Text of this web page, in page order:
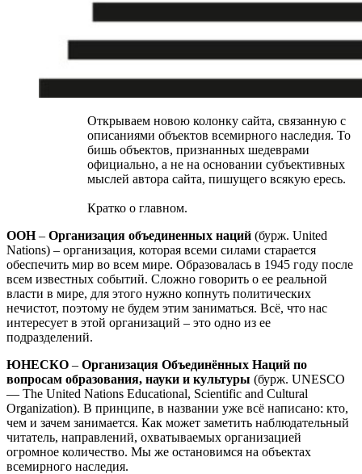
Открываем новою колонку сайта, связанную с
описаниями объектов всемирного наследия. То
бишь объектов, признанных шедеврами
официально, а не на основании субъективных
мыслей автора сайта, пишущего всякую ересь.
Кратко о главном.
ООН– Организация объединенных наций (бурж. United
Nations) – организация, которая всеми силами старается
обеспечить мир во всем мире. Образовалась в 1945 году после
всем известных событий. Сложно говорить о ее реальной
власти в мире, для этого нужно копнуть политических
нечистот, поэтому не будем этим заниматься. Всё, что нас
интересует в этой организаций – это одно из ее
подразделений.
ЮНЕСКО – Организация Объединённых Наций по
вопросам образования, науки и культуры (бурж. UNESCO
— The United Nations Educational, Scientific and Cultural
Organization). В принципе, в названии уже всё написано: кто,
чем и зачем занимается. Как может заметить наблюдательный
читатель, направлений, охватываемых организацией
огромное количество. Мы же остановимся на объектах
всемирного наследия.